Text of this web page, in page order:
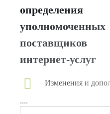
определения
уполномоченных
поставщиков
интернет-услуг
Изменения и
....